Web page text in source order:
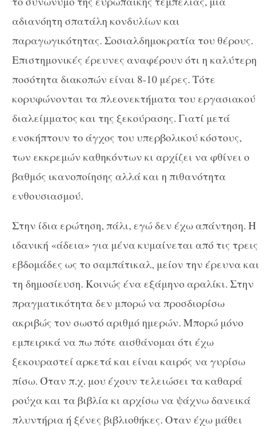
αδιανόητη σπατάλη κονδυλίων και
παραγωγικότητας. Σοσιαλδημοκρατία του θέρους.
Επιστημονικές έρευνες αναφέρουν ότι η καλύτερη
ποσότητα διακοπών είναι 8-10 μέρες. Τότε
κορυφώνονται τα πλεονεκτήματα του εργασιακού
διαλείμματος και της ξεκούρασης. Γιατί μετά
ενσκήπτουν το άγχος του υπερβολικού κόστους,
των εκκρεμών καθηκόντων κι αρχίζει να φθίνει ο
βαθμός ικανοποίησης αλλά και η πιθανότητα
ενθουσιασμού.
Στην ίδια ερώτηση, πάλι, εγώ δεν έχω απάντηση. Η
ιδανική «άδεια» για μένα κυμαίνεται από τις τρεις
εβδομάδες ως το σαμπάτικαλ, μείον την έρευνα και
τη δημοσίευση. Κοινώς ένα εξάμηνο αραλίκι. Στην
πραγματικότητα δεν μπορώ να προσδιορίσω
ακριβώς τον σωστό αριθμό ημερών. Μπορώ μόνο
εμπειρικά να πω πότε αισθάνομαι ότι έχω
ξεκουραστεί αρκετά και είναι καιρός να γυρίσω
πίσω. Όταν π.χ. μου έχουν τελειώσει τα καθαρά
ρούχα και τα βιβλία κι αρχίσω να ψάχνω δανεικά
πλυντήρια ή ξένες βιβλιοθήκες. Οταν έχω μάθει